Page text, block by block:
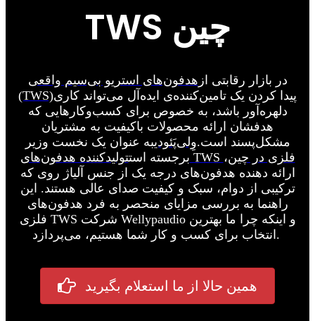
TWS چین
در بازار رقابتی از هدفون‌های استریو بی‌سیم واقعی
(TWS)پیدا کردن یک تامین‌کننده‌ی ایده‌آل می‌تواند کاری
دلهره‌آور باشد، به خصوص برای کسب‌وکارهایی که
هدفشان ارائه محصولات باکیفیت به مشتریان
مشکل‌پسند است.وِلی‌پَئودیبه عنوان یک نخست وزیر
برجسته است
تولیدکننده هدفون‌های TWS فلزی در چین،
ارائه دهنده هدفون‌های درجه یک از جنس آلیاژ روی که
ترکیبی از دوام، سبک و کیفیت صدای عالی هستند. این
راهنما به بررسی مزایای منحصر به فرد هدفون‌های
فلزی TWS شرکت Wellypaudio و اینکه چرا ما بهترین
انتخاب برای کسب و کار شما هستیم، می‌پردازد.
همین حالا از ما استعلام بگیرید